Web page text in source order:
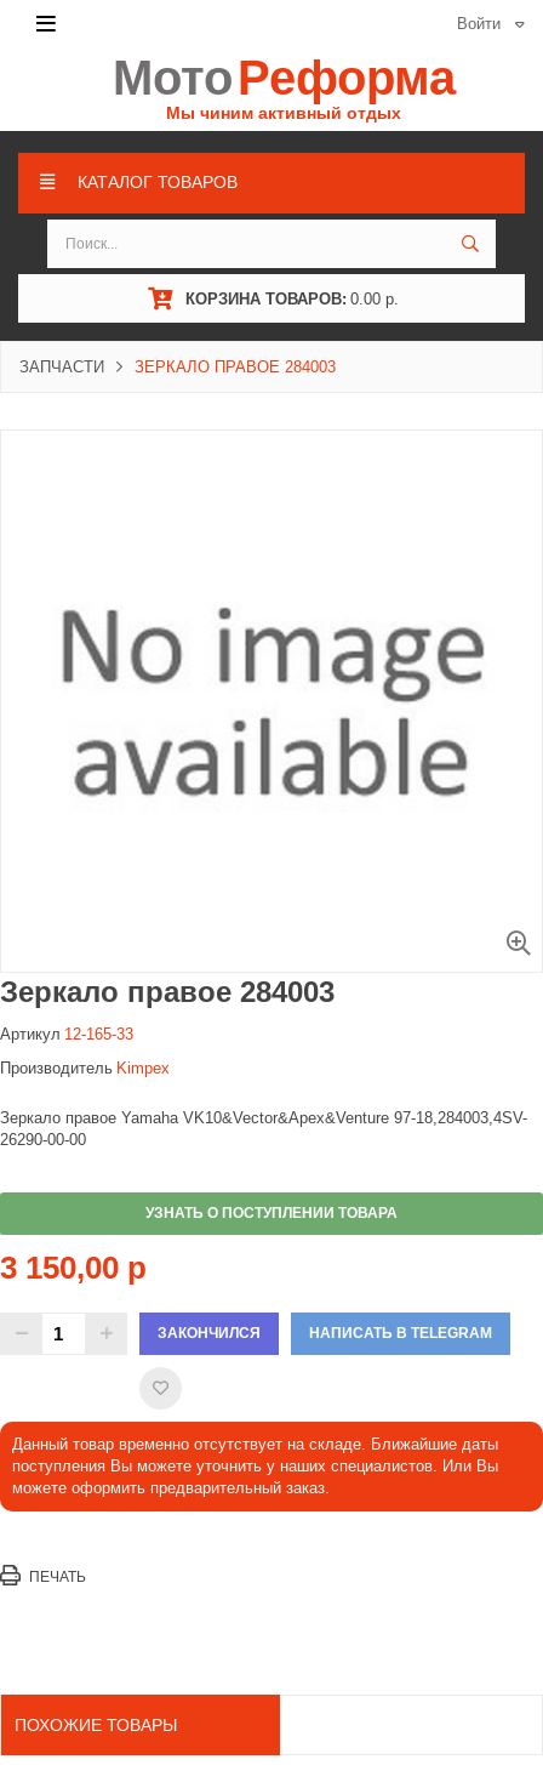
Войти
МотоРеформа
Мы чиним активный отдых
КАТАЛОГ ТОВАРОВ
КОРЗИНА ТОВАРОВ: 0.00 р.
ЗАПЧАСТИ ЗЕРКАЛО ПРАВОЕ 284003
Зеркало правое 284003
Артикул 12-165-33
Производитель Kimpex
Зеркало правое Yamaha VK10&Vector&Apex&Venture 97-18,284003,4SV-
26290-00-00
УЗНАТЬ О ПОСТУПЛЕНИИ ТОВАРА
3 150,00 р
ЗАКОНЧИЛСЯ НАПИСАТЬ В TELEGRAM
Данный товар временно отсутствует на складе. Ближайшие даты
поступления Вы можете уточнить у наших специалистов. Или Вы
можете оформить предварительный заказ.
ПЕЧАТЬ
ПОХОЖИЕ ТОВАРЫ